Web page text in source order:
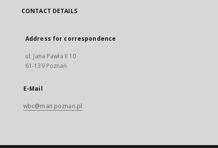
CONTACT DETAILS
Address for correspondence
ul. Jana Pawła II 10
61-139 Poznań
E-Mail
wbc@man.poznan.pl